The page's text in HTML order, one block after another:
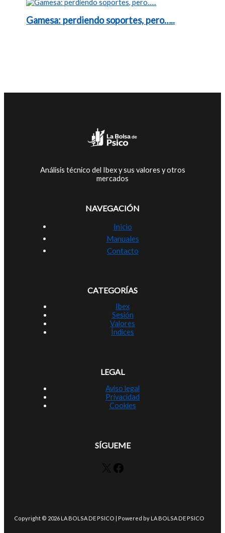
Gamesa: perdiendo soportes, pero…..
Análisis técnico del Ibex y sus valores y otros
mercados
NAVEGACIÓN
Inicio
Manuales
Contacto
CATEGORÍAS
Ibex
Sesión
Valores
Índices
LEGAL
Aviso legal
Privacidad
Cookies
SÍGUEME
X Facebook
Copyright © 2026 LA BOLSA DE PSICO | Powered by LA BOLSA DE PSICO